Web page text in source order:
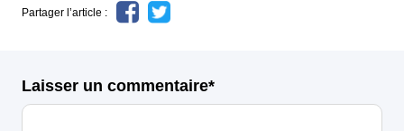
Partager l’article :
Laisser un commentaire*